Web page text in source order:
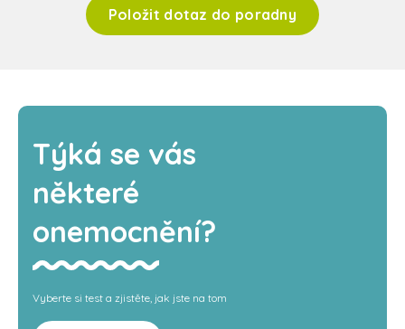
Položit dotaz do poradny
Týká se vás
některé
onemocnění?
Vyberte si test a zjistěte, jak jste na tom